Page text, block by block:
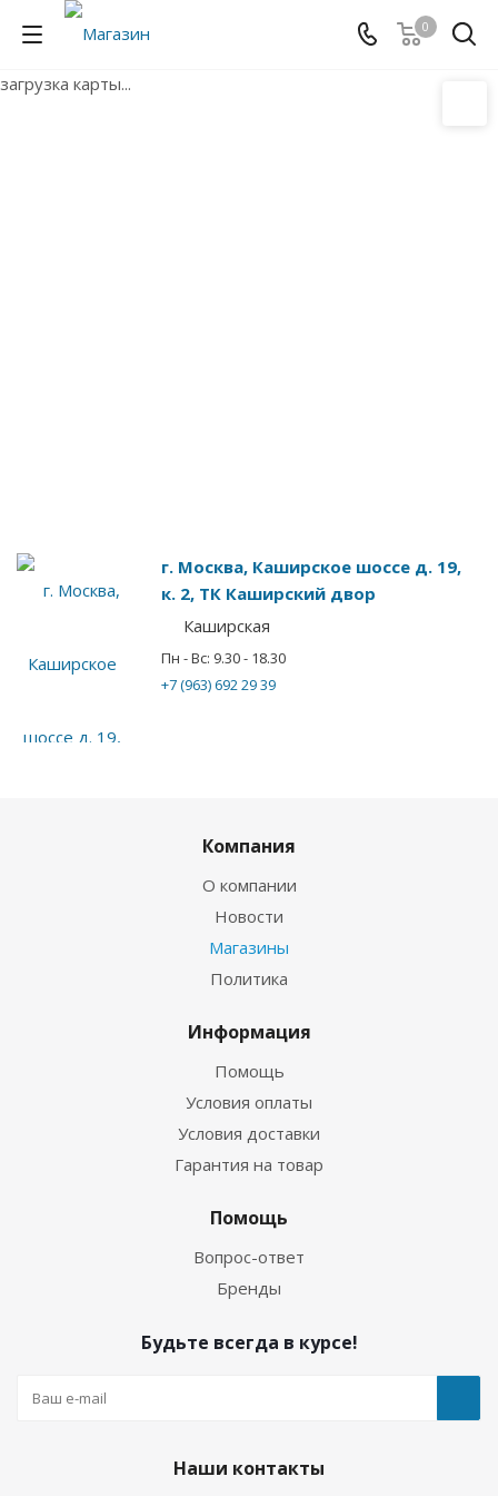
0
загрузка карты...
г. Москва, Каширское шоссе д. 19,
к. 2, ТК Каширский двор
Каширская
Пн - Вс: 9.30 - 18.30
+7 (963) 692 29 39
Компания
О компании
Новости
Магазины
Политика
Информация
Помощь
Условия оплаты
Условия доставки
Гарантия на товар
Помощь
Вопрос-ответ
Бренды
Будьте всегда в курсе!
Наши контакты